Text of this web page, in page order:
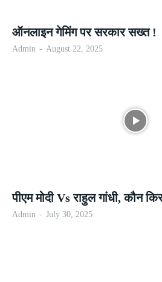
ऑनलाइन गेमिंग पर सरकार सख्त !
Admin - August 22, 2025
पीएम मोदी Vs राहुल गांधी, कौन
Admin - July 30, 2025